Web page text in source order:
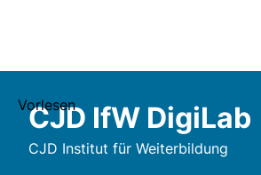
Vorlesen
CJD IfW DigiLab
CJD Institut für Weiterbildung